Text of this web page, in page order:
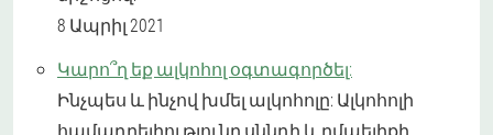
8 Ապրիլ 2021
Կարո՞ղ եք ալկոհոլ օգտագործել:
Ինչպես և ինչով խմել ալկոհոլը: Ալկոհոլի
համադրելիությունը սննդի և ըմպելիքի,